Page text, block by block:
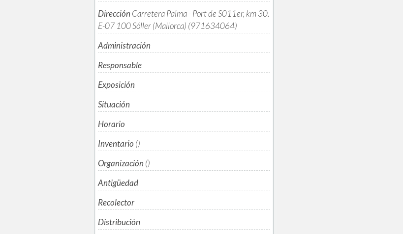
Dirección Carretera Palma - Port de S011er, km 30.
E-07 100 Sóller (Mallorca) (971634064)
Administración
Responsable
Exposición
Situación
Horario
Inventario ()
Organización ()
Antigüedad
Recolector
Distribución